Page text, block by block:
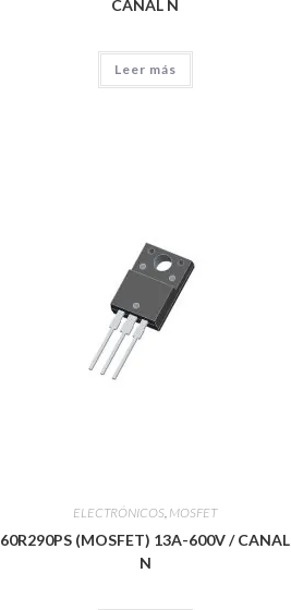
CANAL N
Leer más
ELECTRÓNICOS MOSFET
60R290PS (MOSFET) 13A-600V / CANAL
N